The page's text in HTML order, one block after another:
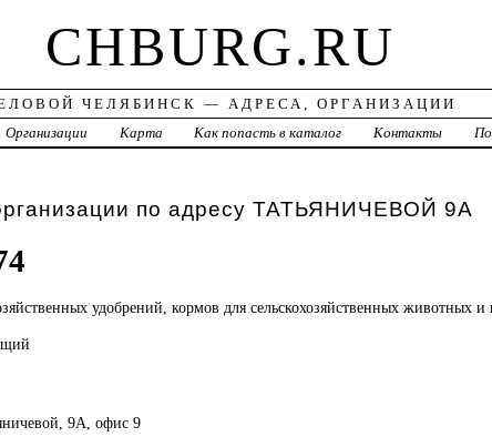
CHBURG.RU
ЧЕЛЯБИНСК — АДРЕСА, ОРГАНИЗАЦИИ
Организации Карта Как попасть в каталог Контакты
по адресу ТАТЬЯНИЧЕВОЙ 9А
удобрений, кормов для сельскохозяйственных животных
9А, офис 9